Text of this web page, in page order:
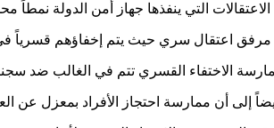
الاعتقالات التي ينفذها جهاز أمن الدولة
مرفق اعتقال سري حيث يتم إخفاؤهم قسرياً
الاختفاء القسري تتم في الغالب ضد
إلى أن ممارسة احتجاز الأفراد بمعزل عن